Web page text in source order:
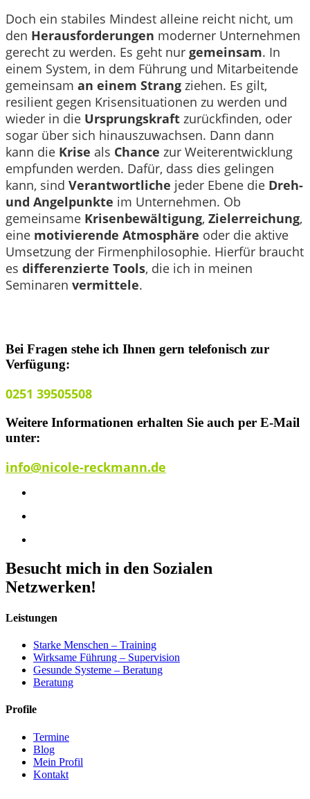
Doch ein stabiles Mindest alleine reicht nicht, um
den Herausforderungen moderner Unternehmen
gerecht zu werden. Es geht nur gemeinsam. In
einem System, in dem Führung und Mitarbeitende
gemeinsam an einem Strang ziehen. Es gilt,
resilient gegen Krisensituationen zu werden und
wieder in die Ursprungskraft zurückfinden, oder
sogar über sich hinauszuwachsen. Dann dann
kann die Krise als Chance zur Weiterentwicklung
empfunden werden. Dafür, dass dies gelingen
kann, sind Verantwortliche jeder Ebene die Dreh-
und Angelpunkte im Unternehmen. Ob
gemeinsame Krisenbewältigung, Zielerreichung,
eine motivierende Atmosphäre oder die aktive
Umsetzung der Firmenphilosophie. Hierfür braucht
es differenzierte Tools, die ich in meinen
Seminaren vermittele.
Bei Fragen stehe ich Ihnen gern telefonisch zur
Verfügung:
0251 39505508
Weitere Informationen erhalten Sie auch per E-Mail
unter:
info@nicole-reckmann.de
Besucht mich in den Sozialen
Netzwerken!
Leistungen
Starke Menschen – Training
Wirksame Führung – Supervision
Gesunde Systeme – Beratung
Beratung
Profile
Termine
Blog
Mein Profil
Kontakt